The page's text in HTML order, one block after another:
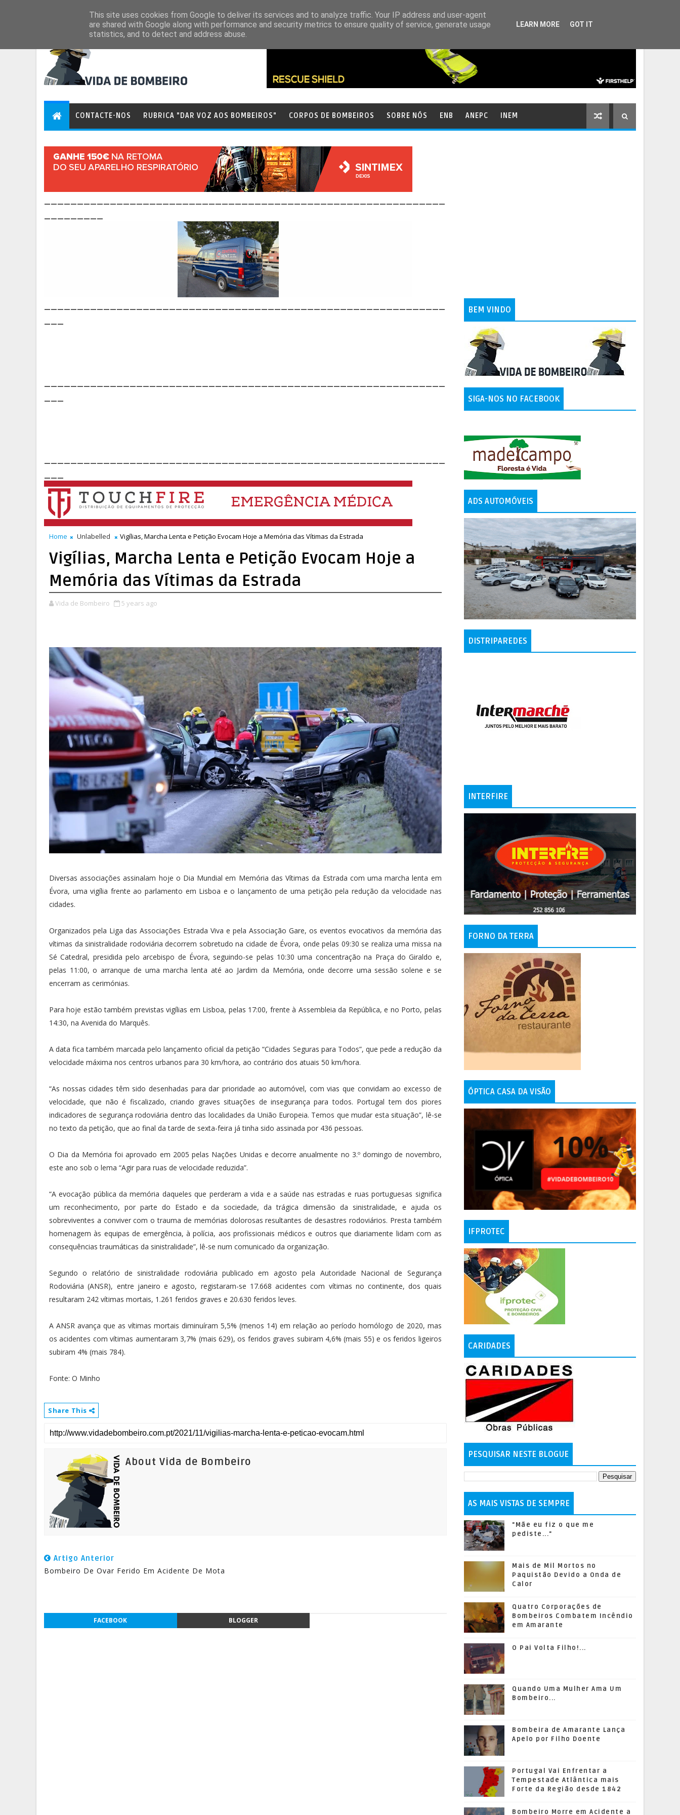
CONTACTE-NOS RUBRICA "DAR VOZ AOS BOMBEIROS" CORPOS DE BOMBEIROS SOBRE NÓS ENB ANEPC INEM
Home Unlabelled Vigílias, Marcha Lenta e Petição Evocam Hoje a Memória das Vítimas da Estrada
Vigílias, Marcha Lenta e Petição Evocam Hoje a
Memória das Vítimas da Estrada
Vida de Bombeiro 5 years ago
Diversas associações assinalam hoje o Dia Mundial em Memória das Vítimas da Estrada com uma marcha lenta em
Évora, uma vigília frente ao parlamento em Lisboa e o lançamento de uma petição pela redução da velocidade nas
cidades.
Organizados pela Liga das Associações Estrada Viva e pela Associação Gare, os eventos evocativos da memória das
vítimas da sinistralidade rodoviária decorrem sobretudo na cidade de Évora, onde pelas 09:30 se realiza uma missa na
Sé Catedral, presidida pelo arcebispo de Évora, seguindo-se pelas 10:30 uma concentração na Praça do Giraldo e,
pelas 11:00, o arranque de uma marcha lenta até ao Jardim da Memória, onde decorre uma sessão solene e se
encerram as cerimónias.
Para hoje estão também previstas vigílias em Lisboa, pelas 17:00, frente à Assembleia da República, e no Porto, pelas
14:30, na Avenida do Marquês.
A data fica também marcada pelo lançamento oficial da petição “Cidades Seguras para Todos”, que pede a redução da
velocidade máxima nos centros urbanos para 30 km/hora, ao contrário dos atuais 50 km/hora.
“As nossas cidades têm sido desenhadas para dar prioridade ao automóvel, com vias que convidam ao excesso de
velocidade, que não é fiscalizado, criando graves situações de insegurança para todos. Portugal tem dos piores
indicadores de segurança rodoviária dentro das localidades da União Europeia. Temos que mudar esta situação”, lê-se
no texto da petição, que ao final da tarde de sexta-feira já tinha sido assinada por 436 pessoas.
O Dia da Memória foi aprovado em 2005 pelas Nações Unidas e decorre anualmente no 3.º domingo de novembro,
este ano sob o lema “Agir para ruas de velocidade reduzida”.
“A evocação pública da memória daqueles que perderam a vida e a saúde nas estradas e ruas portuguesas significa
um reconhecimento, por parte do Estado e da sociedade, da trágica dimensão da sinistralidade, e ajuda os
sobreviventes a conviver com o trauma de memórias dolorosas resultantes de desastres rodoviários. Presta também
homenagem às equipas de emergência, à polícia, aos profissionais médicos e outros que diariamente lidam com as
consequências traumáticas da sinistralidade”, lê-se num comunicado da organização.
Segundo o relatório de sinistralidade rodoviária publicado em agosto pela Autoridade Nacional de Segurança
Rodoviária (ANSR), entre janeiro e agosto, registaram-se 17.668 acidentes com vítimas no continente, dos quais
resultaram 242 vítimas mortais, 1.261 feridos graves e 20.630 feridos leves.
A ANSR avança que as vítimas mortais diminuíram 5,5% (menos 14) em relação ao período homólogo de 2020, mas
os acidentes com vítimas aumentaram 3,7% (mais 629), os feridos graves subiram 4,6% (mais 55) e os feridos ligeiros
subiram 4% (mais 784).
Fonte: O Minho
Share This
About Vida de Bombeiro
Artigo Anterior
Bombeiro De Ovar Ferido Em Acidente De Mota
FACEBOOK BLOGGER
BEM VINDO
SIGA-NOS NO FACEBOOK
ADS AUTOMÓVEIS
DISTRIPAREDES
INTERFIRE
FORNO DA TERRA
ÓPTICA CASA DA VISÃO
IFPROTEC
CARIDADES
PESQUISAR NESTE BLOGUE
AS MAIS VISTAS DE SEMPRE
"Mãe eu fiz o que me
pediste..."
Mais de Mil Mortos no
Paquistão Devido a Onda de
Calor
Quatro Corporações de
Bombeiros Combatem Incêndio
em Amarante
O Pai Volta Filho!...
Quando Uma Mulher Ama Um
Bombeiro...
Bombeira de Amarante Lança
Apelo por Filho Doente
Portugal Vai Enfrentar a
Tempestade Atlântica mais
Forte da Região desde 1842
Bombeiro Morre em Acidente a
This site uses cookies from Google to deliver its services and to analyze traffic. Your IP address and user-agent
are shared with Google along with performance and security metrics to ensure quality of service, generate usage
statistics, and to detect and address abuse.
LEARN MORE GOT IT